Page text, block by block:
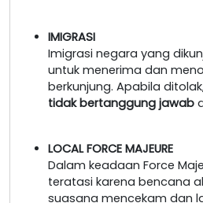
IMIGRASI
Imigrasi negara yang
untuk menerima dan
berkunjung. Apabila
tidak bertanggung jawab
LOCAL FORCE MAJEURE
Dalam keadaan Force
teratasi karena bencana
suasana mencekam dan